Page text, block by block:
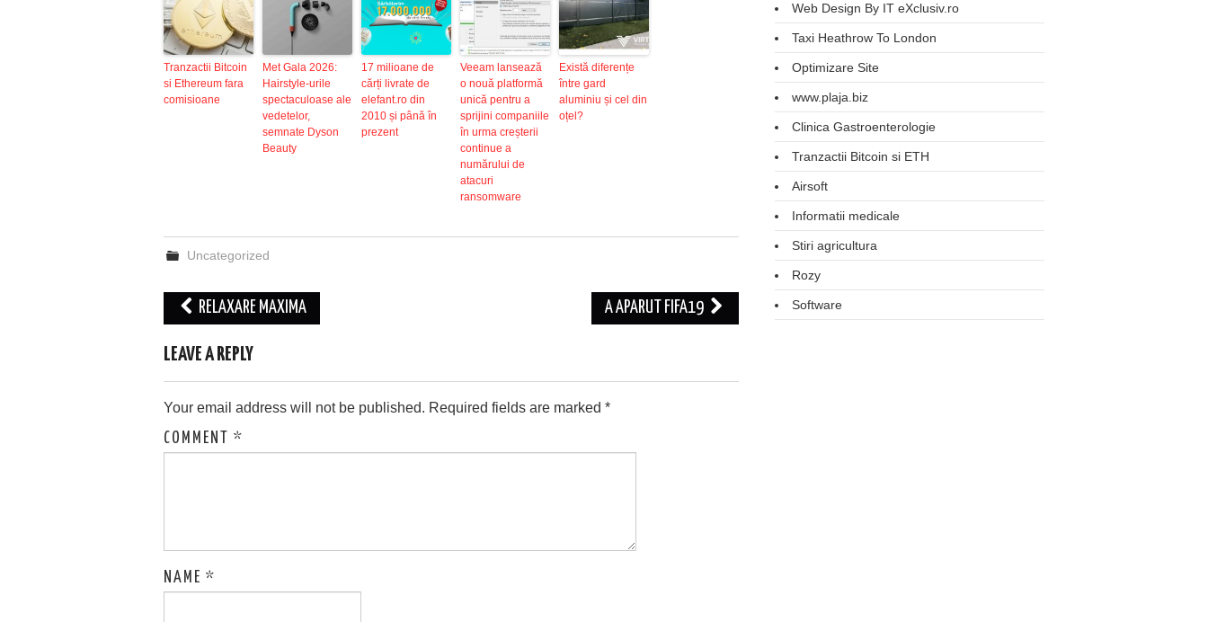
Tranzactii Bitcoin
si Ethereum fara
comisioane
Met Gala 2026:
Hairstyle-urile
spectaculoase ale
vedetelor,
semnate Dyson
Beauty
17 milioane de
cărți livrate de
elefant.ro din
2010 și până în
prezent
Veeam lansează
o nouă platformă
unică pentru a
sprijini companiile
în urma creșterii
continue a
numărului de
atacuri
ransomware
Există diferențe
între gard
aluminiu și cel din
oțel?
Uncategorized
Post
navigation
RELAXARE MAXIMA A APARUT FIFA19
LEAVE A REPLY
Your email address will not be published. Required fields are marked *
COMMENT *
NAME *
Web Design By IT eXclusiv.ro
Taxi Heathrow To London
Optimizare Site
www.plaja.biz
Clinica Gastroenterologie
Tranzactii Bitcoin si ETH
Airsoft
Informatii medicale
Stiri agricultura
Rozy
Software